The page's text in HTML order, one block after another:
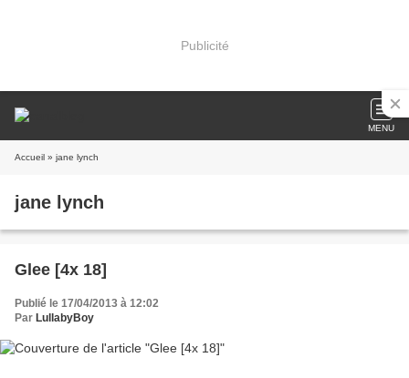
Publicité
MENU
Accueil » jane lynch
jane lynch
Glee [4x 18]
Publié le 17/04/2013 à 12:02
Par LullabyBoy